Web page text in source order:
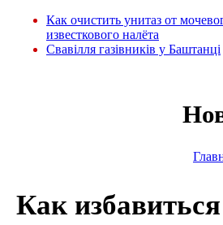
Как очистить унитаз от
известкового налёта
Свавілля газівників у Баштанці
Как